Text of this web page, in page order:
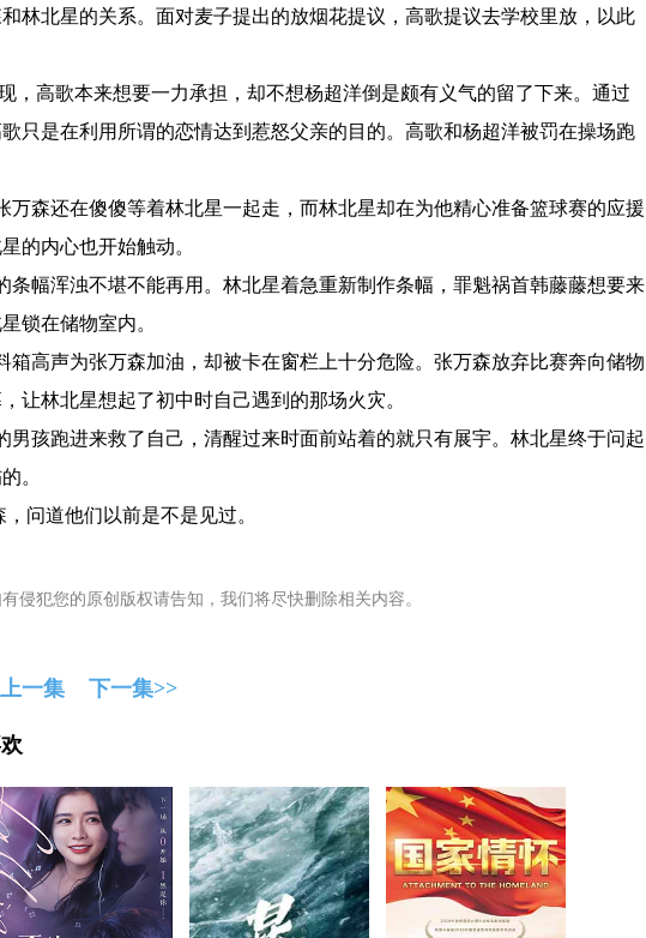
林北星的关系。面对麦子提出的放烟花提议，高歌提议去学校里放，以此
高歌本来想要一力承担，却不想杨超洋倒是颇有义气的留了下来。通过
只是在利用所谓的恋情达到惹怒父亲的目的。高歌和杨超洋被罚在操场跑
森还在傻傻等着林北星一起走，而林北星却在为他精心准备篮球赛的应援
的内心也开始触动。
幅浑浊不堪不能再用。林北星着急重新制作条幅，罪魁祸首韩藤藤想要来
锁在储物室内。
高声为张万森加油，却被卡在窗栏上十分危险。张万森放弃比赛奔向储物
让林北星想起了初中时自己遇到的那场火灾。
孩跑进来救了自己，清醒过来时面前站着的就只有展宇。林北星终于问起
。
问道他们以前是不是见过。
侵犯您的原创版权请告知，我们将尽快删除相关内容。
一集 下一集>>